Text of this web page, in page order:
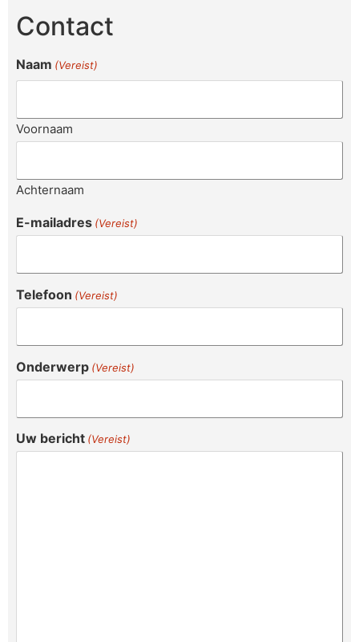
Contact
Naam (Vereist)
Voornaam
Achternaam
E-mailadres (Vereist)
Telefoon (Vereist)
Onderwerp (Vereist)
Uw bericht (Vereist)